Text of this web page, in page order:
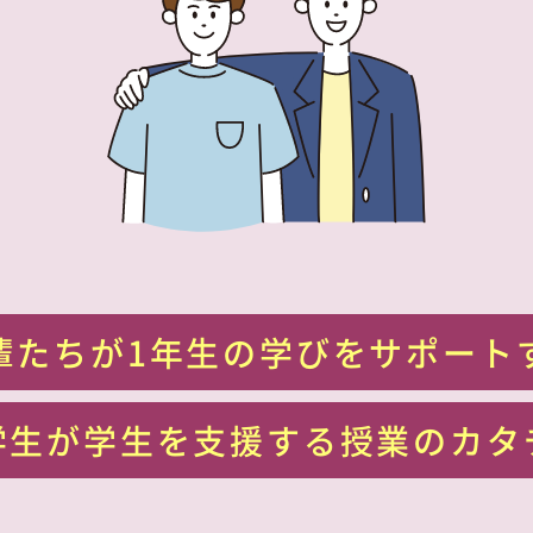
たちが1年生の学びをサポート
が学生を支援する授業のカタ